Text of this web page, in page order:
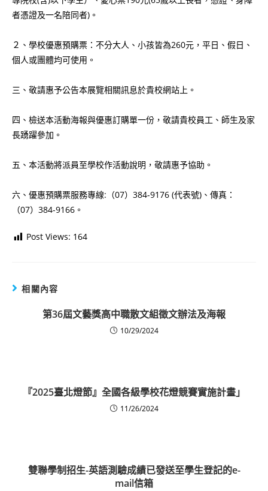
者憑證及一名陪同者)。
２、學校優惠預購票：不分大人、小孩皆為260元，平日、假日、
個人或團體均可使用。
三、敬請惠予公告本展覽相關訊息於貴校網站上。
四、檢送本活動海報與優惠訂購單一份，敬請貴校員工、師生及家
長踴躍參加。
五、本活動將派員至學校作活動說明，敬請惠予協助。
六、優惠預購票服務專線:（07）384-9176 (代表號)、傳真：
（07）384-9166。
Post Views: 164
相關內容
第36屆文藝獎高中職散文組徵文辦法及海報
10/29/2024
『2025臺北燈節』全國各級學校花燈競賽實施計畫」
11/26/2024
雙聯學制招生-英語測驗成績已發送至學生登記的e-
mail信箱